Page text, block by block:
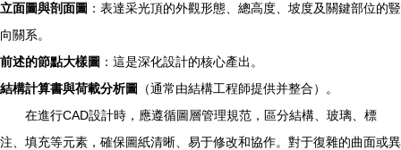
立面圖與剖面圖 ：表達采光頂的外觀形態、總高度、坡度及關鍵部位的豎
向關系。
前述的節點大樣圖 ：這是深化設計的核心產出。
結構計算書與荷載分析圖
（通常由結構工程師提供并整合）。
在進行CAD設計時，應遵循圖層管理規范，區分結構、玻璃、標
注、填充等元素，確保圖紙清晰、易于修改和協作。對于復雜的曲面或異